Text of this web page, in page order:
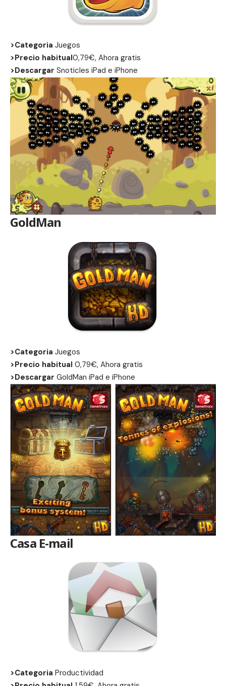
>Categoria Juegos
>Precio habitual0,79€, Ahora gratis
>Descargar Snoticles iPad e iPhone
GoldMan
>Categoria Juegos
>Precio habitual 0,79€, Ahora gratis
>Descargar GoldMan iPad e iPhone
Casa E-mail
>Categoria Productividad